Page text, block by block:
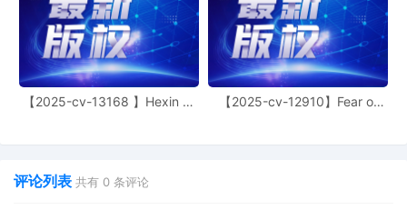
【2025-cv-13168 】Hexin 塑
【2025-cv-12910】Fear of
评论列表 共有 0 条评论